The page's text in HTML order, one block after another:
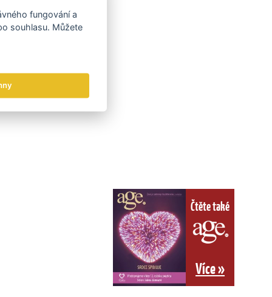
Čtěte také
Více »
fungování a
souhlasu. Můžete